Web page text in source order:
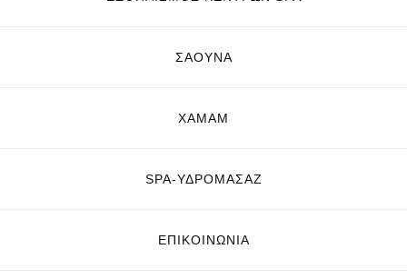
ΣΑΟΥΝΑ
ΧΑΜΑΜ
SPA-ΥΔΡΟΜΑΣΆΖ
ΕΠΙΚΟΙΝΩΝΊΑ